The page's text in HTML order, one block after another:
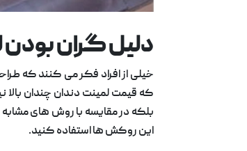
دلیل گران بودن
خیلی از افراد فکر می کنند که
که قيمت لمينت دندان چندان
بلکه در مقایسه با روش های مشابه
این روکش ها استفاده کنید.